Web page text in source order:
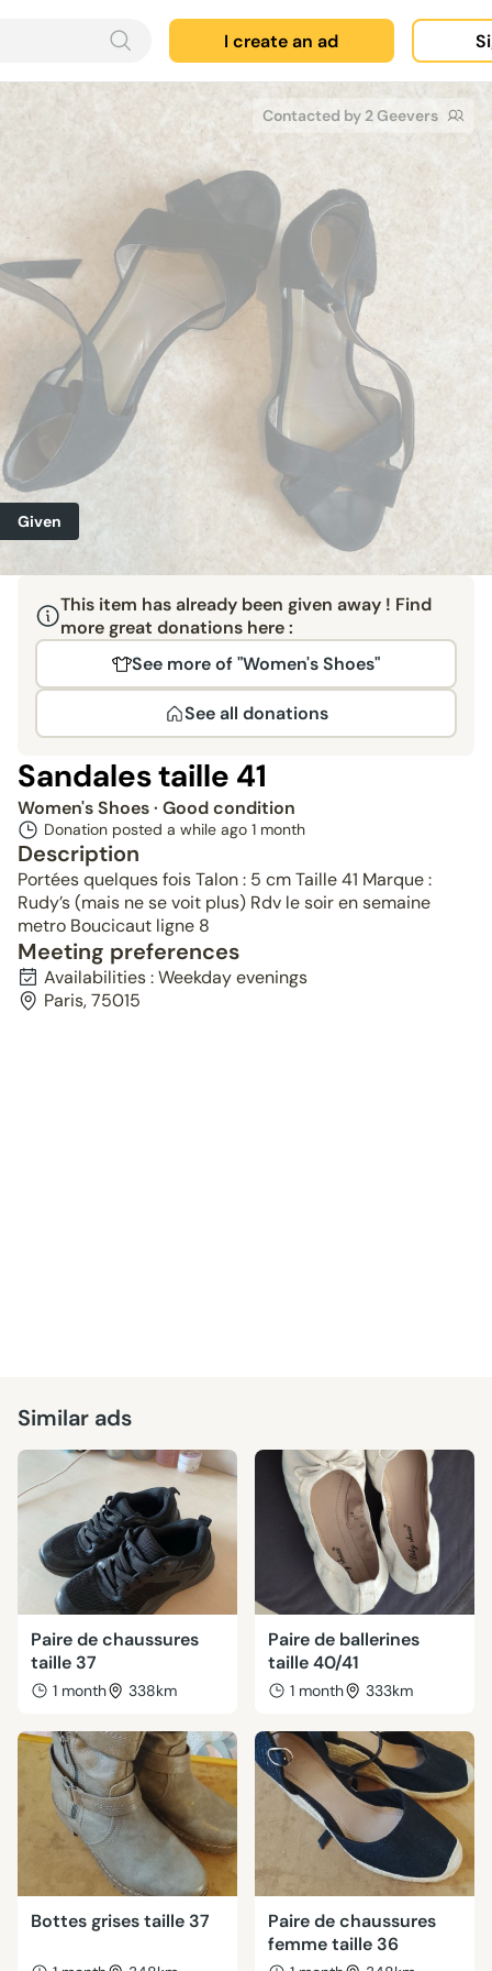
I create an ad
Contacted by 2 Geevers
Given
This item has already been given away ! Find
more great donations here :
See more of "Women's Shoes"
See all donations
Sandales taille 41
Women's Shoes· Good condition
Donation posted a while ago 1 month
Description
Portées quelques fois Talon : 5 cm Taille 41 Marque :
Rudy’s (mais ne se voit plus) Rdv le soir en semaine
metro Boucicaut ligne 8
Meeting preferences
Availabilities : Weekday evenings
Paris, 75015
Similar ads
Paire de chaussures
taille 37
1 month 338km
Paire de ballerines
taille 40/41
1 month 333km
Bottes grises taille 37
Paire de chaussures
femme taille 36